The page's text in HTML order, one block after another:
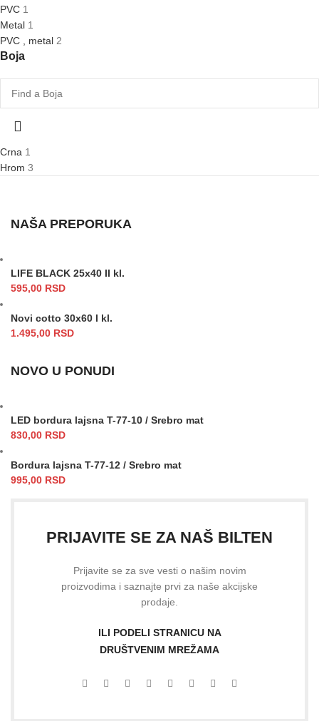
PVC 1
Metal 1
PVC , metal 2
Boja
Crna 1
Hrom 3
NAŠA PREPORUKA
LIFE BLACK 25x40 II kl.
595,00 RSD
Novi cotto 30x60 I kl.
1.495,00 RSD
NOVO U PONUDI
LED bordura lajsna T-77-10 / Srebro mat
830,00 RSD
Bordura lajsna T-77-12 / Srebro mat
995,00 RSD
PRIJAVITE SE ZA NAŠ BILTEN
Prijavite se za sve vesti o našim novim
proizvodima i saznajte prvi za naše akcijske
prodaje.
ILI PODELI STRANICU NA
DRUŠTVENIM MREŽAMA